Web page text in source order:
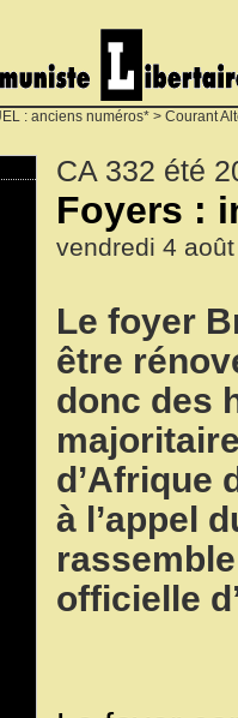
: anciens numéros* > Courant
CA 332 été
Foyers :
vendredi 4
Le foyer
être
donc des
d’Afrique
à l’appel
officielle